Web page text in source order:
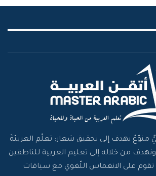
منوّعٌ يهدف إلى تحقيق شعار: تعلّمِ العربيّةَ
ونهدف من خلاله إلى تعليم العربية للناطقين
تقوم على الانغماس اللّغوي مع سياقات